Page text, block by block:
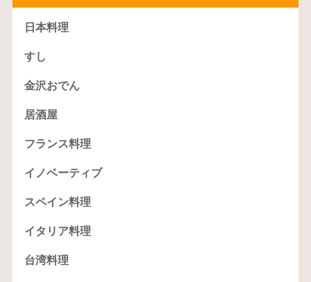
日本料理
すし
金沢おでん
居酒屋
フランス料理
イノベーティブ
スペイン料理
イタリア料理
台湾料理